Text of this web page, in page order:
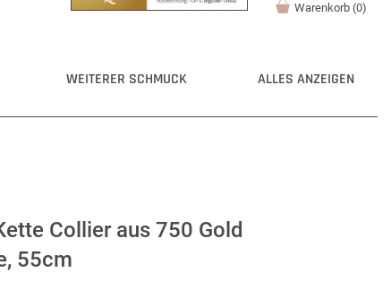
Warenkorb (0)
WEITERER SCHMUCK ALLES ANZEIGEN
Collier aus 750 Gold
55cm